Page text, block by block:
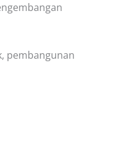
pembangunan